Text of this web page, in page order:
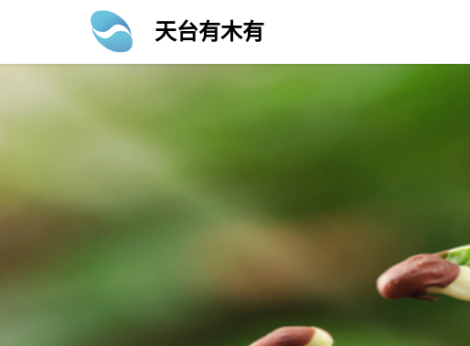
天台有木有